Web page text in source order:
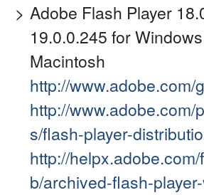
Adobe Flash Player
19.0.0.245 for
Macintosh
http://www.adobe.com/
http://www.adobe.com/
s/flash-player-
http://
b/archived-flash-